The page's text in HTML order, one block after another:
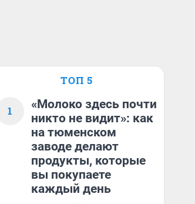
ТОП 5
1
«Молоко здесь почти
никто не видит»: как
на тюменском
заводе делают
продукты, которые
вы покупаете
каждый день